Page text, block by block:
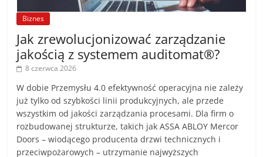
Biznes
Jak zrewolucjonizować zarządzanie
jakością z systemem auditomat®?
8 czerwca 2026
W dobie Przemysłu 4.0 efektywność operacyjna nie zależy
już tylko od szybkości linii produkcyjnych, ale przede
wszystkim od jakości zarządzania procesami. Dla firm o
rozbudowanej strukturze, takich jak ASSA ABLOY Mercor
Doors – wiodącego producenta drzwi technicznych i
przeciwpożarowych – utrzymanie najwyższych